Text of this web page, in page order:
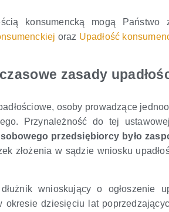
konsumencką mogą Państwo
oraz Upadłość
zasady
osoby prowadzące
Przynależność do tej
przedsiębiorcy było
złożenia w sądzie wniosku
wnioskujący o ogłoszenie
dziesięciu lat